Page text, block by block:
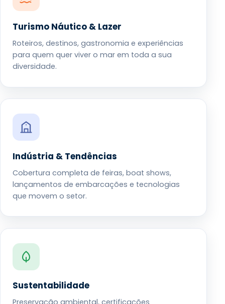
Turismo Náutico & Lazer
Roteiros, destinos, gastronomia e experiências
para quem quer viver o mar em toda a sua
diversidade.
Indústria & Tendências
Cobertura completa de feiras, boat shows,
lançamentos de embarcações e tecnologias
que movem o setor.
Sustentabilidade